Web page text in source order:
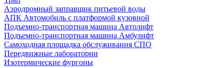
Аэродромный заправщик питьевой воды
АПК Автомобиль с платформой кузовной
Подъемно-транспортная машина Автолифт
Подъемно-транспортная машина Амбулифт
Самоходная площадка обслуживания СПО
Передвижные лаборатории
Изотермические фургоны